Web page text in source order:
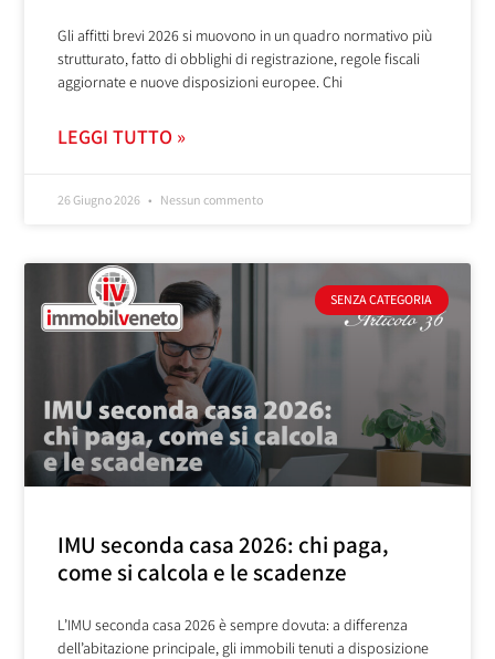
Gli affitti brevi 2026 si muovono in un quadro normativo più
strutturato, fatto di obblighi di registrazione, regole fiscali
aggiornate e nuove disposizioni europee. Chi
LEGGI TUTTO »
26 Giugno 2026 Nessun commento
SENZA CATEGORIA
IMU seconda casa 2026: chi paga,
come si calcola e le scadenze
L’IMU seconda casa 2026 è sempre dovuta: a differenza
dell’abitazione principale, gli immobili tenuti a disposizione